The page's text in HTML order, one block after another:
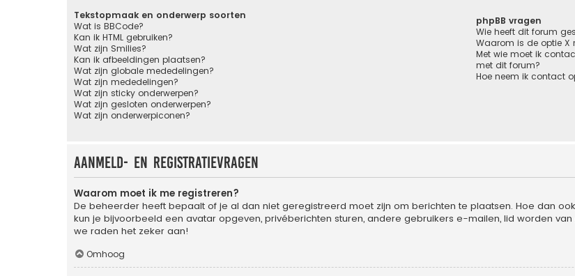
Tekstopmaak en onderwerp soorten
Wat is BBCode?
Kan ik HTML gebruiken?
Wat zijn Smilies?
Kan ik afbeeldingen plaatsen?
Wat zijn globale mededelingen?
Wat zijn mededelingen?
Wat zijn sticky onderwerpen?
Wat zijn gesloten onderwerpen?
Wat zijn onderwerpiconen?
phpBB vragen
Wie heeft dit forum
Waarom is de optie X
Met wie moet ik
met dit forum?
Hoe neem ik contact
Aanmeld- en registratievragen
Waarom moet ik me registreren?
De beheerder heeft bepaalt of je al dan niet geregistreerd moet zijn om berichten te plaatsen. Hoe dan
kun je bijvoorbeeld een avatar opgeven, privéberichten sturen, andere gebruikers e-mailen, lid worden
we raden het zeker aan!
Omhoog